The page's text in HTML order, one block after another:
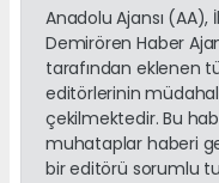
Anadolu Ajansı (AA),
Demirören Haber
tarafından eklenen
editörlerinin
çekilmektedir. Bu
muhataplar haberi
bir editörü sorumlu